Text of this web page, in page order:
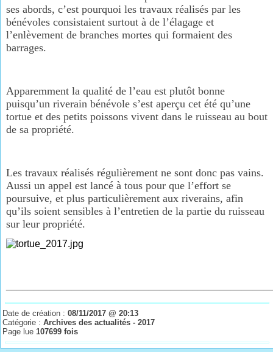
ses abords, c’est pourquoi les travaux réalisés par les
bénévoles consistaient surtout à de l’élagage et
l’enlèvement de branches mortes qui formaient des
barrages.
Apparemment la qualité de l’eau est plutôt bonne
puisqu’un riverain bénévole s’est aperçu cet été qu’une
tortue et des petits poissons vivent dans le ruisseau au bout
de sa propriété.
Les travaux réalisés régulièrement ne sont donc pas vains.
Aussi un appel est lancé à tous pour que l’effort se
poursuive, et plus particulièrement aux riverains, afin
qu’ils soient sensibles à l’entretien de la partie du ruisseau
sur leur propriété.
Date de création :08/11/2017 @ 20:13
Catégorie :Archives des actualités - 2017
Page lue 107699 fois